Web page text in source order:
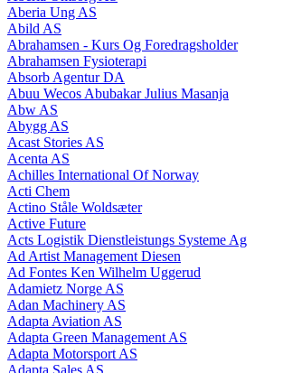
Aberia Ung AS
Abild AS
Abrahamsen - Kurs Og Foredragsholder
Abrahamsen Fysioterapi
Absorb Agentur DA
Abuu Wecos Abubakar Julius Masanja
Abw AS
Abygg AS
Acast Stories AS
Acenta AS
Achilles International Of Norway
Acti Chem
Actino Ståle Woldsæter
Active Future
Acts Logistik Dienstleistungs Systeme Ag
Ad Artist Management Diesen
Ad Fontes Ken Wilhelm Uggerud
Adamietz Norge AS
Adan Machinery AS
Adapta Aviation AS
Adapta Green Management AS
Adapta Motorsport AS
Adapta Sales AS